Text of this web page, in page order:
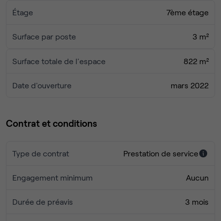
Étage 7ème étage
Surface par poste 3 m²
Surface totale de l'espace 822 m²
Date d'ouverture mars 2022
Contrat et conditions
Type de contrat Prestation de service
Engagement minimum Aucun
Durée de préavis 3 mois